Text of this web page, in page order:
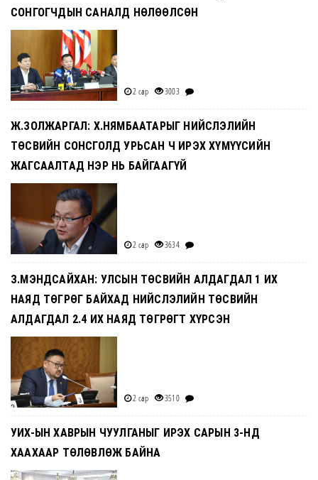
СОНГОГЧДЫН САНАЛД НӨЛӨӨЛСӨН
2 сар 3003
Ж.ЗОЛЖАРГАЛ: Х.НЯМБААТАРЫГ НИЙСЛЭЛИЙН
ТӨСВИЙН СОНСГОЛД УРЬСАН Ч ИРЭХ ХҮМҮҮСИЙН
ЖАГСААЛТАД НЭР НЬ БАЙГААГҮЙ
2 сар 3634
З.МЭНДСАЙХАН: УЛСЫН ТӨСВИЙН АЛДАГДАЛ 1 ИХ
НАЯД ТӨГРӨГ БАЙХАД НИЙСЛЭЛИЙН ТӨСВИЙН
АЛДАГДАЛ 2.4 ИХ НАЯД ТӨГРӨГТ ХҮРСЭН
2 сар 3510
УИХ-ЫН ХАВРЫН ЧУУЛГАНЫГ ИРЭХ САРЫН 3-НД
ХААХААР ТӨЛӨВЛӨЖ БАЙНА